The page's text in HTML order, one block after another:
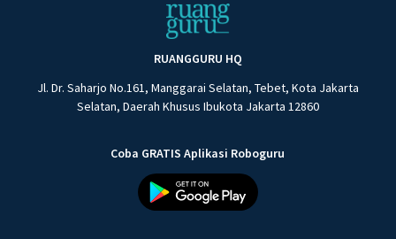
RUANGGURU HQ
Jl. Dr. Saharjo No.161, Manggarai Selatan, Tebet, Kota Jakarta
Selatan, Daerah Khusus Ibukota Jakarta 12860
Coba GRATIS Aplikasi Roboguru